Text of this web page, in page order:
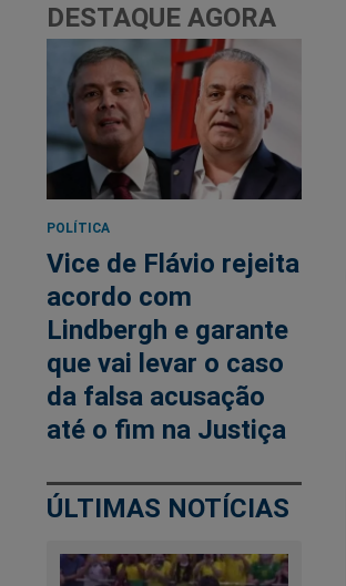
DESTAQUE AGORA
POLÍTICA
Vice de Flávio rejeita
acordo com
Lindbergh e garante
que vai levar o caso
da falsa acusação
até o fim na Justiça
ÚLTIMAS NOTÍCIAS